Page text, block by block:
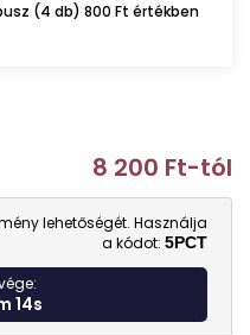
(4 db) 800 Ft értékben
8 200 Ft-tól
lehetőségét. Használja
a kódot: 5PCT
13s